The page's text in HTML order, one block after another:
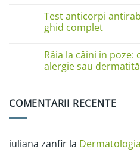
pisici
în
imagini:
miliară,
ciupercă,
alergii
și
la
Boli
de
câini
în
poze:
ciuperca
Test anticorpi
ghid complet
comentariu
la
Test
anticorpi
pisică
Râia la câini în
alergie sau dermatită
Râia
cum
o
COMENTARII RECENTE
iuliana zanfir la